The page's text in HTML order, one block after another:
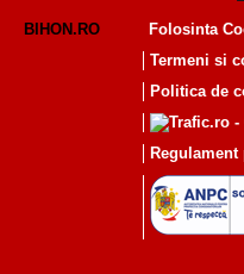
BIHON.RO
Folosinta
Termeni si
Politica de